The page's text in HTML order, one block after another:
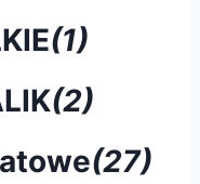
(1)
(2)
(27)